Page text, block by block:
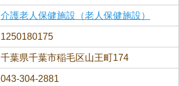
介護老人保健施設（老人保健施設）
1250180175
千葉県千葉市稲毛区山王町174
043-304-2881